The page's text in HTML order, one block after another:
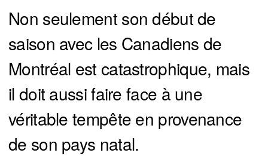
Non seulement son début de
saison avec les Canadiens de
Montréal est catastrophique, mais
il doit aussi faire face à une
véritable tempête en provenance
de son pays natal.